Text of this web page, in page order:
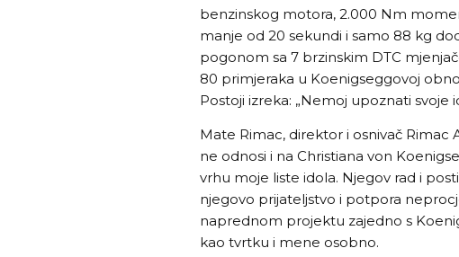
benzinskog motora, 2.000 Nm
manje od 20 sekundi i samo 88 kg
pogonom sa 7 brzinskim DTC
80 primjeraka u Koenigseggovoj
Postoji izreka: „Nemoj upoznati svoje
Mate Rimac, direktor i osnivač Rimac
ne odnosi i na Christiana von
vrhu moje liste idola. Njegov rad i
njegovo prijateljstvo i potpora
naprednom projektu zajedno s
kao tvrtku i mene osobno.